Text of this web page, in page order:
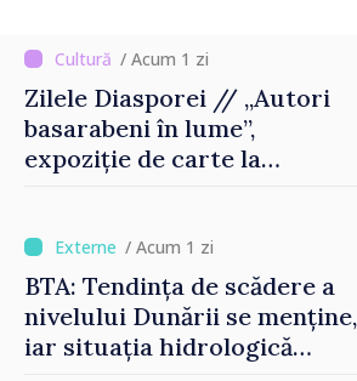
/ Acum 1 zi
Zilele Diasporei // „Autori
basarabeni în lume”,
expoziție de carte la
/ Acum 1 zi
BTA: Tendința de scădere a
nivelului Dunării se menține,
iar situația hidrologică